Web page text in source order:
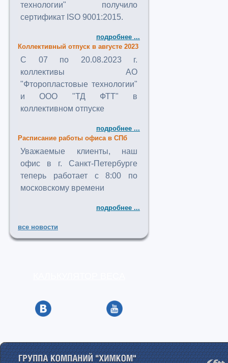
технологии" получило
сертификат ISO 9001:2015.
подробнее ...
Коллективный отпуск в августе 2023
C 07 по 20.08.2023 г.
коллективы АО
"Фторопластовые технологии"
и ООО "ТД ФТТ" в
коллективном отпуске
подробнее ...
Расписание работы офиса в СПб
Уважаемые клиенты, наш
офис в г. Санкт-Петербурге
теперь работает с 8:00 по
московскому времени
подробнее ...
все новости